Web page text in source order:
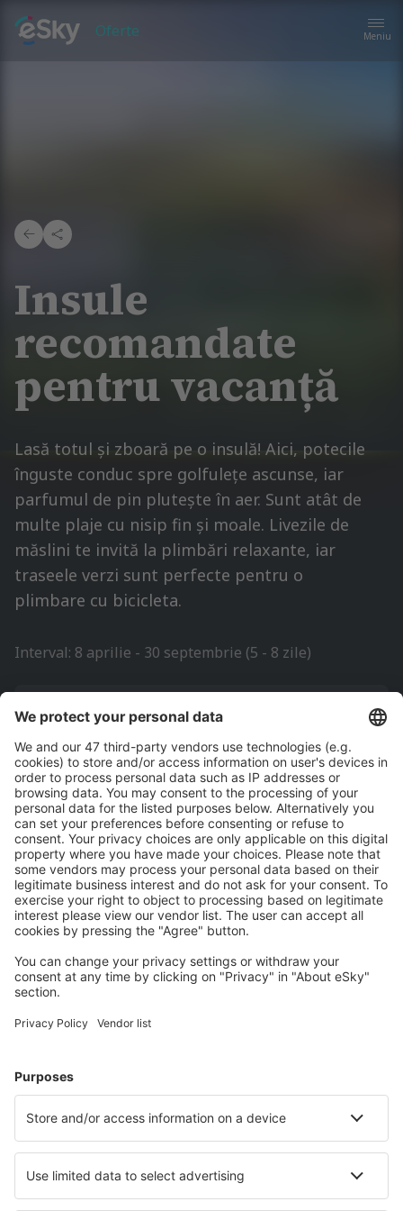
Meniu
Oferte
Insule
recomandate
pentru vacanță
Lasă totul și zboară pe o insulă! Aici, potecile
înguste conduc spre golfulețe ascunse, iar
parfumul de pin plutește în aer. Sunt atât de
multe plaje cu nisip fin și moale. Livezile de
măslini te invită la plimbări relaxante, iar
traseele verzi sunt perfecte pentru o
plimbare cu bicicleta.
Interval: 8 aprilie - 30 septembrie (5 - 8 zile)